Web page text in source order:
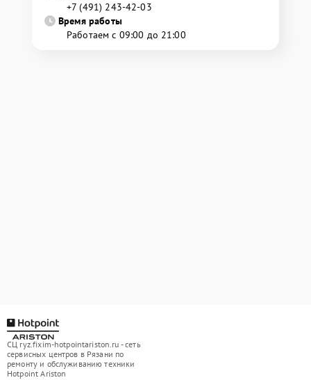
+7 (491) 243-42-03
Время работы
Работаем с 09:00 до 21:00
СЦ ryz.fixim-hotpointariston.ru - сеть
сервисных центров в Рязани по
ремонту и обслуживанию техники
Hotpoint Ariston